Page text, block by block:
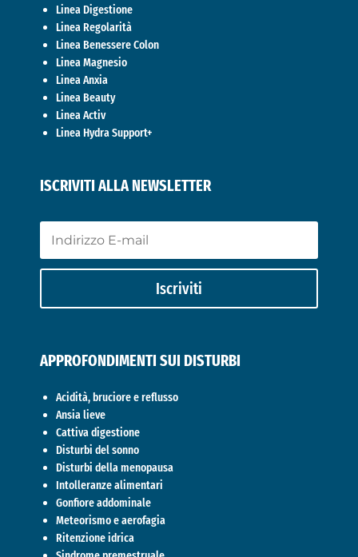
Linea Digestione
Linea Regolarità
Linea Benessere Colon
Linea Magnesio
Linea Anxia
Linea Beauty
Linea Activ
Linea Hydra Support+
ISCRIVITI ALLA NEWSLETTER
Iscriviti
APPROFONDIMENTI SUI DISTURBI
Acidità, bruciore e reflusso
Ansia lieve
Cattiva digestione
Disturbi del sonno
Disturbi della menopausa
Intolleranze alimentari
Gonfiore addominale
Meteorismo e aerofagia
Ritenzione idrica